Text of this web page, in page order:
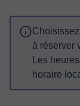
à réserver
Les
horaire